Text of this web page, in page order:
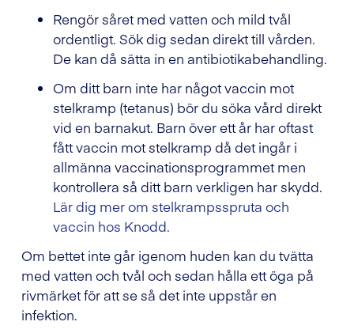
Rengör såret med vatten och mild tvål
ordentligt. Sök dig sedan direkt till vården.
De kan då sätta in en antibiotikabehandling.
Om ditt barn inte har något vaccin mot
stelkramp (tetanus) bör du söka vård direkt
vid en barnakut. Barn över ett år har oftast
fått vaccin mot stelkramp då det ingår i
allmänna vaccinationsprogrammet men
kontrollera så ditt barn verkligen har skydd.
Lär dig mer om stelkrampsspruta och
vaccin hos Knodd.
Om bettet inte går igenom huden kan du tvätta
med vatten och tvål och sedan hålla ett öga på
rivmärket för att se så det inte uppstår en
infektion.